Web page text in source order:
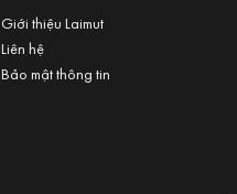
Giới thiệu Laimut
Liên hệ
Bảo mật thông tin